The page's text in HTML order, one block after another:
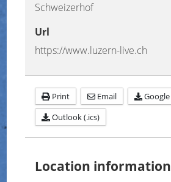
Schweizerhof
Url
https://www.luzern-live.ch
Print Email
Google
Outlook (.ics)
Location information